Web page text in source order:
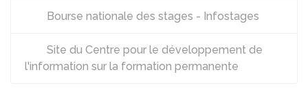
Bourse nationale des stages - Infostages
Site du Centre pour le développement de
l'information sur la formation permanente